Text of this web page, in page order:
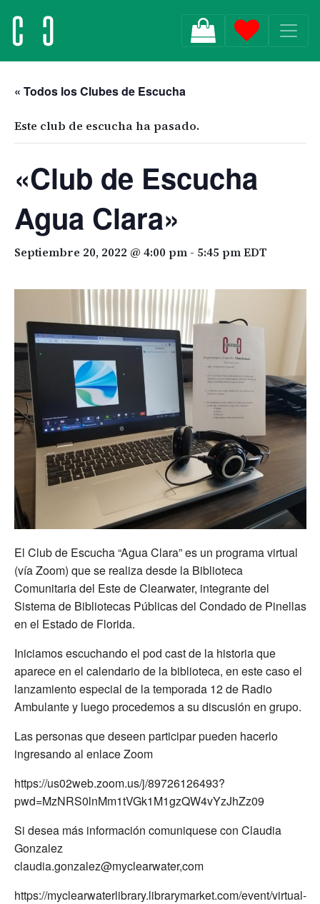
MAIN NAVIGATION
« Todos los Clubes de Escucha
Este club de escucha ha pasado.
«Club de Escucha
Agua Clara»
Septiembre 20, 2022 @ 4:00 pm - 5:45 pmEDT
El Club de Escucha “Agua Clara” es un programa virtual
(vía Zoom) que se realiza desde la Biblioteca
Comunitaria del Este de Clearwater, integrante del
Sistema de Bibliotecas Públicas del Condado de Pinellas
en el Estado de Florida.
Iniciamos escuchando el pod cast de la historia que
aparece en el calendario de la biblioteca, en este caso el
lanzamiento especial de la temporada 12 de Radio
Ambulante y luego procedemos a su discusión en grupo.
Las personas que deseen participar pueden hacerlo
ingresando al enlace Zoom
https://us02web.zoom.us/j/89726126493?
pwd=MzNRS0lnMm1tVGk1M1gzQW4vYzJhZz09
Si desea más información comuniquese con Claudia
Gonzalez
claudia.gonzalez@myclearwater,com
https://myclearwaterlibrary.librarymarket.com/event/virtual-